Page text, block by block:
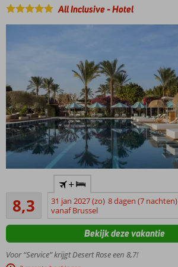
Relax op
het
dakterras
shuttleservice
naar het
strand
All
Inclusive
ook
mogelijk
All Inclusive-Hotel
Grotendeels
gerenoveerd
in 2025!
Toplocatie
aan een
lagune
Kilometerslang
8,3
Zeer goed
153
beoordelingen
+
31 jan 2027 (zo) 8 dagen (7 nachten)
vanaf Brussel
Voor “Service” krijgt Desert Rose een 8,7!
Bekijk deze vakantie